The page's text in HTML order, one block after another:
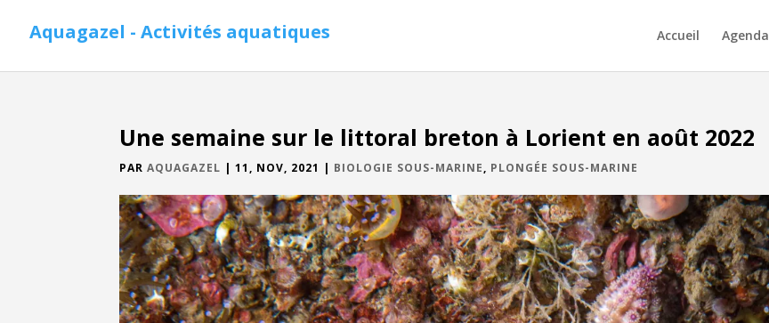
Aquagazel - Activités aquatiques Accueil Agenda
Une semaine sur le littoral breton à Lorient en août 2022
PARAQUAGAZEL |11, NOV, 2021 | BIOLOGIE SOUS-MARINE, PLONGÉE SOUS-MARINE